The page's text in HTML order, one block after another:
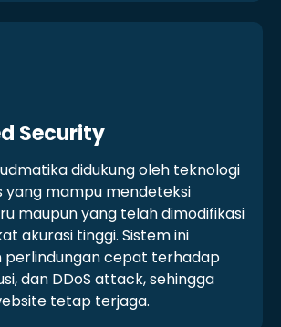
Security
didukung oleh teknologi
yang mampu mendeteksi
maupun yang telah dimodifikasi
akurasi tinggi. Sistem ini
perlindungan cepat terhadap
dan DDoS attack, sehingga
tetap terjaga.